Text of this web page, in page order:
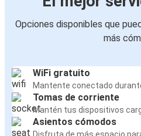
Opciones disponibles que
más
WiFi gratuito
Mantente conectado
Tomas de corriente
Mantén tus dispositivos
Asientos cómodos